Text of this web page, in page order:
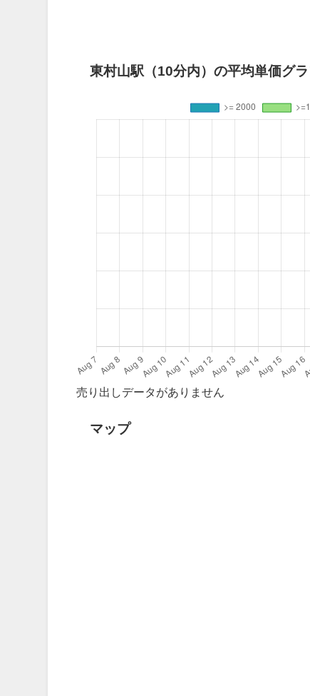
東村山駅（10分内）の平均単価グラ
売り出しデータがありません
マップ